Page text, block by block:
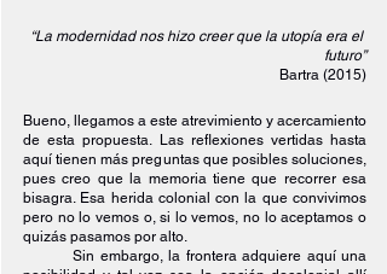
“La modernidad nos hizo creer que la utopía era el
futuro”
Bartra (2015)
Bueno, llegamos a este atrevimiento y acercamiento
de esta propuesta. Las reflexiones vertidas hasta
aquí tienen más preguntas que posibles soluciones,
pues creo que la memoria tiene que recorrer esa
bisagra. Esa herida colonial con la que convivimos
pero no lo vemos o, si lo vemos, no lo aceptamos o
quizás pasamos por alto.
Sin embargo, la frontera adquiere aquí una